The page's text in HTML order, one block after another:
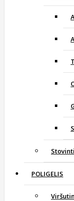
POLIGELIS